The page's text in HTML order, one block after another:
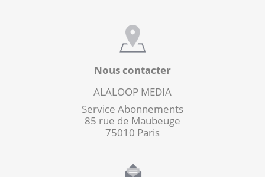
Nous contacter
ALALOOP MEDIA
Service Abonnements
85 rue de Maubeuge
75010 Paris